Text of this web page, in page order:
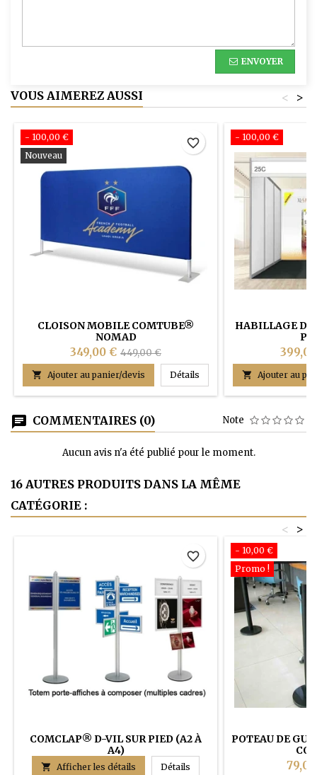
ENVOYER
VOUS AIMEREZ AUSSI >
<
- 100,00 €
Nouveau
CLOISON MOBILE COMTUBE®
NOMAD
349,00 € 449,00 €
 Ajouter au panier/devis Détails CLOISON MOBILE
favorite_border - 100,00 €
HABILLAGE DE
 Ajouter au
COMMENTAIRES (0) Note
Aucun avis n'a été publié pour le moment.
16 AUTRES PRODUITS DANS LA MÊME
CATÉGORIE :
>
<
COMCLAP® D-VIL SUR PIED (A2 À
A4)
 Afficher les détails Détails COMCLAP® D-VIL sur pied
favorite_border
- 10,00 €
Promo !
POTEAU DE